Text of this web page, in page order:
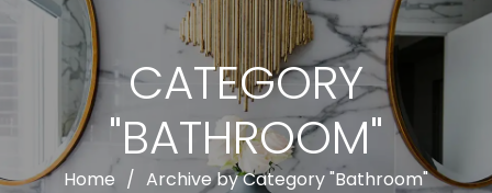
CATEGORY
"BATHROOM"
Home / Archive by Category "Bathroom"